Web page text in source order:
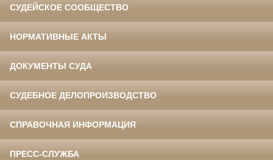
СУДЕЙСКОЕ СООБЩЕСТВО
НОРМАТИВНЫЕ АКТЫ
ДОКУМЕНТЫ СУДА
СУДЕБНОЕ ДЕЛОПРОИЗВОДСТВО
СПРАВОЧНАЯ ИНФОРМАЦИЯ
ПРЕСС-СЛУЖБА